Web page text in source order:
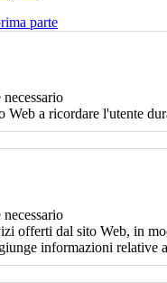
parte
Web a ricordare l'utente
offerti dal sito Web, in
informazioni relative